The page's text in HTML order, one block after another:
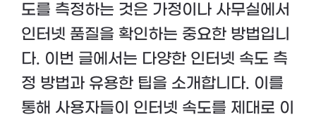
도를 측정하는 것은 가정이나 사무실에서
인터넷 품질을 확인하는 중요한 방법입니
다. 이번 글에서는 다양한 인터넷 속도 측
정 방법과 유용한 팁을 소개합니다. 이를
통해 사용자들이 인터넷 속도를 제대로 이